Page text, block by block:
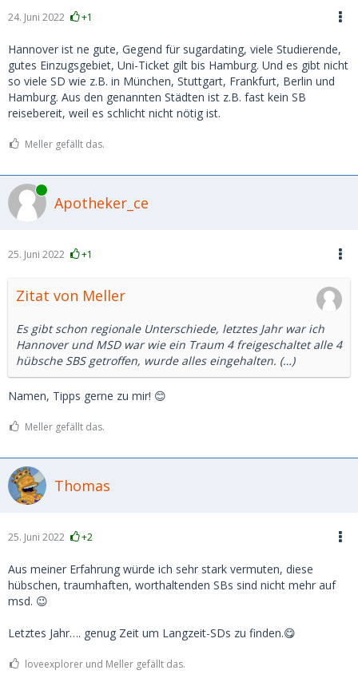
24. Juni 2022 +1
Hannover ist ne gute, Gegend für sugardating, viele Studierende,
gutes Einzugsgebiet, Uni-Ticket gilt bis Hamburg. Und es gibt nicht
so viele SD wie z.B. in München, Stuttgart, Frankfurt, Berlin und
Hamburg. Aus den genannten Städten ist z.B. fast kein SB
reisebereit, weil es schlicht nicht nötig ist.
Meller gefällt das.
Online
Apotheker_ce
25. Juni 2022 +1
Zitat von Meller
Es gibt schon regionale Unterschiede, letztes Jahr war ich
Hannover und MSD war wie ein Traum 4 freigeschaltet alle 4
hübsche SBS getroffen, wurde alles eingehalten. (…)
Namen, Tipps gerne zu mir! 😊
Meller gefällt das.
Thomas
25. Juni 2022 +2
Aus meiner Erfahrung würde ich sehr stark vermuten, diese
hübschen, traumhaften, worthaltenden SBs sind nicht mehr auf
msd. 😉
Letztes Jahr…. genug Zeit um Langzeit-SDs zu finden.😋
loveexplorer und Meller gefällt das.